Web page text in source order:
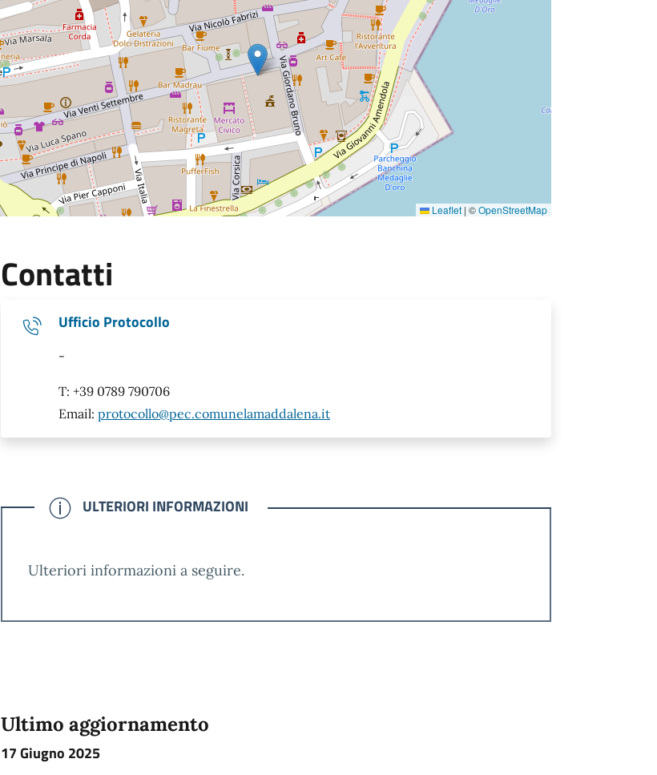
Leaflet | ©OpenStreetMap
Contatti
Ufficio Protocollo
-
T: +39 0789 790706
Email: protocollo@pec.comunelamaddalena.it
CONFERMATO
ULTERIORI INFORMAZIONI
Ulteriori informazioni a seguire.
Ultimo aggiornamento
17 Giugno 2025